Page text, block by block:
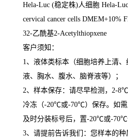
Hela-Luc (稳定株) 人细胞 Hela-
cervical cancer cells DMEM+10%
32-乙酰基2-Acetylthiopxene
客户须知：
1 、液体类标本（细胞培养上清
液、胸水、腹水、脑脊液等）；
2、样本保存：请尽早检测， 2-8℃
冷冻（-20℃或-70℃）保存。如
及时分装标号后，置-20℃或-70℃
3、请提前告诉我们：您样本的